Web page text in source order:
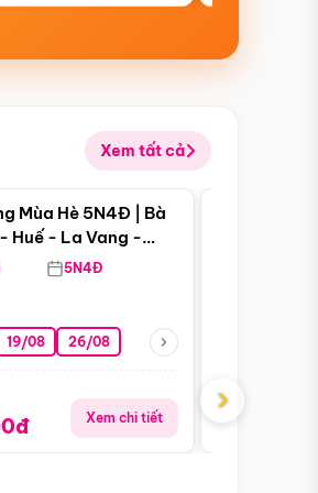
Xem tất cả
09/09 12/09
Điểm nổi bật
Mùa Hè 5N4Đ | Bà
Huế - La Vang -
5N4Đ
19/08 26/08
Xem chi tiết
Giá từ:
›